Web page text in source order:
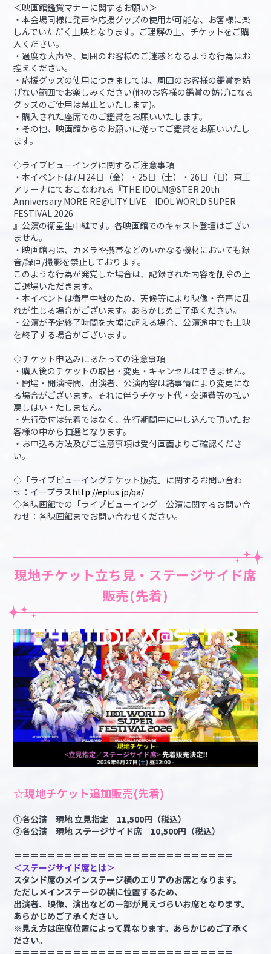
＜映画館鑑賞マナーに関するお願い＞
・本会場同様に発声や応援グッズの使用が可能な、お客様に楽
しんでいただく上映となります。ご理解の上、チケットをご購
入ください。
・過度な大声や、周囲のお客様のご迷惑となるような行為はお
控えください。
・応援グッズの使用につきましては、周囲のお客様の鑑賞を妨
げない範囲でお楽しみください(他のお客様の鑑賞の妨げになる
グッズのご使用は禁止といたします)。
・購入された座席でのご鑑賞をお願いいたします。
・その他、映画館からのお願いに従ってご鑑賞をお願いいたし
ます。
◇ライブビューイングに関するご注意事項
・本イベントは7月24日（金）・25日（土）・26日（日）京王
アリーナにておこなわれる『THE IDOLM@STER 20th
Anniversary MORE RE@LITY LIVE IDOL WORLD SUPER
FESTIVAL 2026
』公演の衛星生中継です。各映画館でのキャスト登壇はござい
ません。
・映画館内は、カメラや携帯などのいかなる機材においても録
音/録画/撮影を禁止しております。
このような行為が発覚した場合は、記録された内容を削除の上
ご退場いただきます。
・本イベントは衛星中継のため、天候等により映像・音声に乱
れが生じる場合がございます。あらかじめご了承ください。
・公演が予定終了時間を大幅に超える場合、公演途中でも上映
を終了する場合がございます。
◇チケット申込みにあたっての注意事項
・購入後のチケットの取替・変更・キャンセルはできません。
・開場・開演時間、出演者、公演内容は諸事情により変更にな
る場合がございます。それに伴うチケット代・交通費等の払い
戻しはい・たしません。
・先行受付は先着ではなく、先行期間中に申し込んで頂いたお
客様の中から抽選となります。
・お申込み方法及びご注意事項は受付画面よりご確認くださ
い。
◇「ライブビューイングチケット販売」に関するお問い合わ
せ：イープラスhttp://eplus.jp/qa/
◇各映画館での「ライブビューイング」公演に関するお問い合
わせ：各映画館までお問い合わせください。
現地チケット立ち見・ステージサイド席
販売(先着)
☆現地チケット追加販売(先着)
①各公演 現地 立見指定 11,500円（税込）
②各公演 現地 ステージサイド席 10,500円（税込）
＝＝＝＝＝＝＝＝＝＝＝＝＝＝＝＝＝＝＝＝＝＝＝＝＝＝
＜ステージサイド席とは＞
スタンド席のメインステージ横のエリアのお席となります。
ただしメインステージの横に位置するため、
出演者、映像、演出などの一部が見えづらいお席となります。
あらかじめご了承ください。
※見え方は座席位置によって異なります。あらかじめご了承く
ださい。